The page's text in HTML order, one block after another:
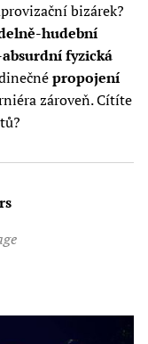
bizárek?
hudební
fyzická
propojení
zároveň. Cítíte